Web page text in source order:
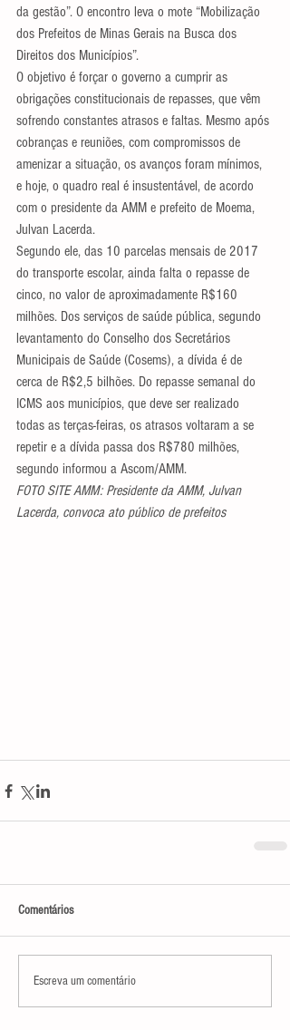
da gestão”. O encontro leva o mote “Mobilização
dos Prefeitos de Minas Gerais na Busca dos
Direitos dos Municípios”.
O objetivo é forçar o governo a cumprir as
obrigações constitucionais de repasses, que vêm
sofrendo constantes atrasos e faltas. Mesmo após
cobranças e reuniões, com compromissos de
amenizar a situação, os avanços foram mínimos,
e hoje, o quadro real é insustentável, de acordo
com o presidente da AMM e prefeito de Moema,
Julvan Lacerda.
Segundo ele, das 10 parcelas mensais de 2017
do transporte escolar, ainda falta o repasse de
cinco, no valor de aproximadamente R$160
milhões. Dos serviços de saúde pública, segundo
levantamento do Conselho dos Secretários
Municipais de Saúde (Cosems), a dívida é de
cerca de R$2,5 bilhões. Do repasse semanal do
ICMS aos municípios, que deve ser realizado
todas as terças-feiras, os atrasos voltaram a se
repetir e a dívida passa dos R$780 milhões,
segundo informou a Ascom/AMM.
FOTO SITE AMM: Presidente da AMM, Julvan
Lacerda, convoca ato público de prefeitos
Comentários
Escreva um comentário